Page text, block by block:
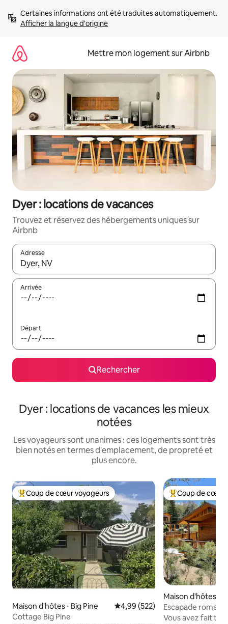
directement
Afficher la langue d'origine
Mettre mon logement sur Airbnb
Dyer : locations de vacances
Trouvez et réservez des hébergements uniques sur
Airbnb
Adresse
Lorsque les résultats s'affichent, utilisez les flèches vers le
Arrivée
Départ
Rechercher
Dyer : locations de vacances les mieux
notées
Les voyageurs sont unanimes : ces logements sont très
bien notés en termes d'emplacement, de propreté et
plus encore.
Coups de cœur voyageurs les plus appréciés
Coup de cœur voyageurs
Maison d'hôtes ⋅ Big Pine Évaluation moyenne sur la
4,99 (522)
Cottage Big Pine
Coups de cœur
Coup de cœur
Maison d'hôtes ⋅
Escapade
Vous avez fait